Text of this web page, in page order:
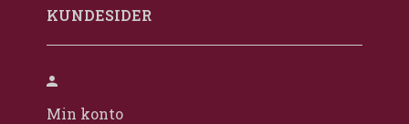
KUNDESIDER
Min konto